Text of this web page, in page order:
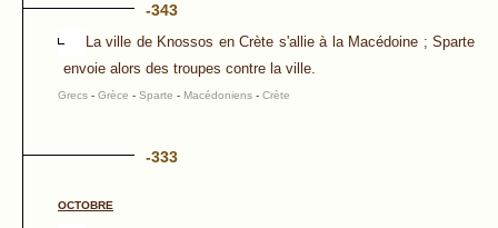
-343
La ville de Knossos en Crète s'allie à la Macédoine ; Sparte
envoie alors des troupes contre la ville.
Grecs - Grèce - Sparte - Macédoniens - Crète
-333
OCTOBRE